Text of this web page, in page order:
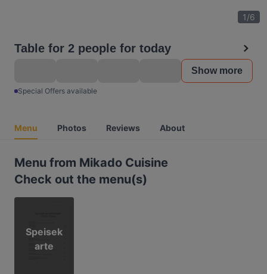
1/6
Table for 2 people for today
Show more
Special Offers available
Menu Photos Reviews About
Menu from Mikado Cuisine
Check out the menu(s)
Speisek
arte